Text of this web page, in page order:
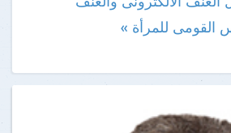
القومى للمرأة »